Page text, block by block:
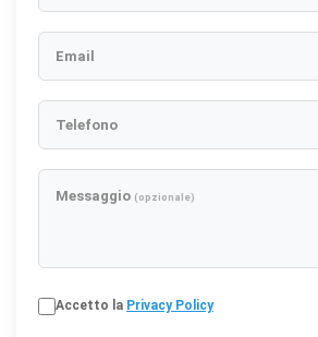
Email
Telefono
Messaggio (opzionale)
Accetto la Privacy Policy